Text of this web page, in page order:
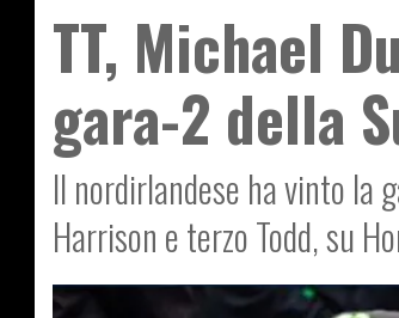
TT, Michael
gara-2 della
Il nordirlandese ha vinto la
Harrison e terzo Todd, su